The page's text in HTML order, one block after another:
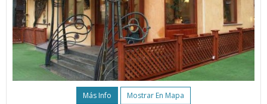
Más Info Mostrar En Mapa